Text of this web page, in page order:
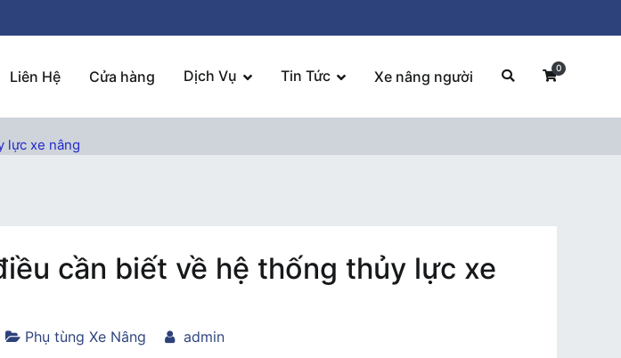
Liên Hệ Cửa hàng Dịch Vụ Tin Tức Xe nâng người 0
lực xe nâng
cần biết về hệ thống thủy lực xe
Phụ tùng Xe Nâng admin